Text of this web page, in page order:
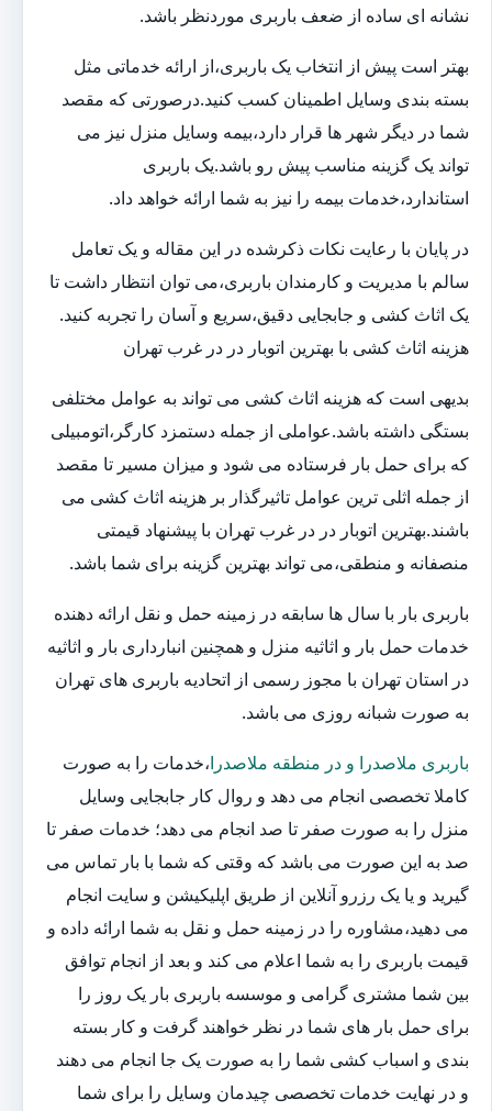
نشانه ای ساده از ضعف باربری موردنظر باشد.
بهتر است پیش از انتخاب یک باربری،از ارائه خدماتی مثل
بسته بندی وسایل اطمینان کسب کنید.درصورتی که مقصد
شما در دیگر شهر ها قرار دارد،بیمه وسایل منزل نیز می
تواند یک گزینه مناسب پیش رو باشد.یک باربری
استاندارد،خدمات بیمه را نیز به شما ارائه خواهد داد.
در پایان با رعایت نکات ذکرشده در این مقاله و یک تعامل
سالم با مدیریت و کارمندان باربری،می توان انتظار داشت تا
یک اثاث کشی و جابجایی دقیق،سریع و آسان را تجربه کنید.
هزینه اثاث کشی با بهترین اتوبار در در غرب تهران
بدیهی است که هزینه اثاث کشی می تواند به عوامل مختلفی
بستگی داشته باشد.عواملی از جمله دستمزد کارگر،اتومبیلی
که برای حمل بار فرستاده می شود و میزان مسیر تا مقصد
از جمله اثلی ترین عوامل تاثیرگذار بر هزینه اثاث کشی می
باشند.بهترین اتوبار در در غرب تهران با پیشنهاد قیمتی
منصفانه و منطقی،می تواند بهترین گزینه برای شما باشد.
باربری بار با سال ها سابقه در زمینه حمل و نقل ارائه دهنده
خدمات حمل بار و اثاثیه منزل و همچنین انبارداری بار و اثاثیه
در استان تهران با مجوز رسمی از اتحادیه باربری های تهران
به صورت شبانه روزی می باشد.
باربری ملاصدرا و در منطقه ملاصدرا،خدمات را به صورت
کاملا تخصصی انجام می دهد و روال کار جابجایی وسایل
منزل را به صورت صفر تا صد انجام می دهد؛ خدمات صفر تا
صد به این صورت می باشد که وقتی که شما با بار تماس می
گیرید و یا یک رزرو آنلاین از طریق اپلیکیشن و سایت انجام
می دهید،مشاوره را در زمینه حمل و نقل به شما ارائه داده و
قیمت باربری را به شما اعلام می کند و بعد از انجام توافق
بین شما مشتری گرامی و موسسه باربری بار یک روز را
برای حمل بار های شما در نظر خواهند گرفت و کار بسته
بندی و اسباب کشی شما را به صورت یک جا انجام می دهند
و در نهایت خدمات تخصصی چیدمان وسایل را برای شما